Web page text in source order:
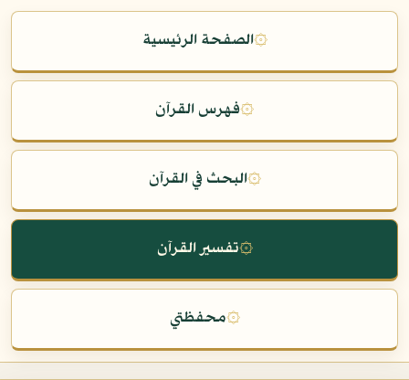
۞الصفحة الرئيسية
۞فهرس القرآن
۞البحث في القرآن
۞تفسير القرآن
۞محفظتي